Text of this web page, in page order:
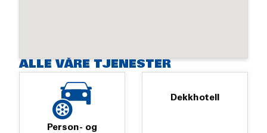
ALLE VÅRE TJENESTER
Person- og
Dekkhotell